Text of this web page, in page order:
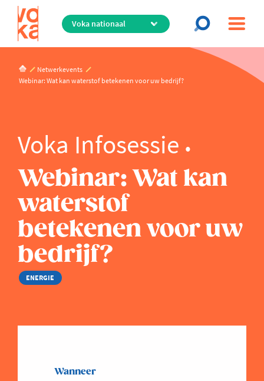
Overslaan
de
inhoud
gaan
Netwerkevents
Webinar: Wat kan waterstof betekenen voor uw bedrijf?
Voka Infosessie
Webinar: Wat kan
waterstof
betekenen voor uw
bedrijf?
ENERGIE
Wanneer